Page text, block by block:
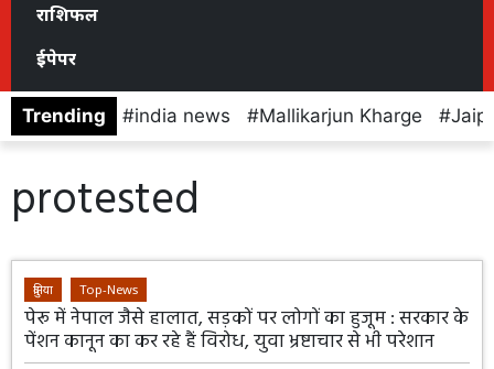
राशिफल
ईपेपर
Trending india news Mallikarjun Kharge
protested
दुनिया Top-News
पेरू में नेपाल जैसे हालात, सड़कों पर लोगों का हुजूम : सरकार के
पेंशन कानून का कर रहे हैं विरोध, युवा भ्रष्टाचार से भी परेशान